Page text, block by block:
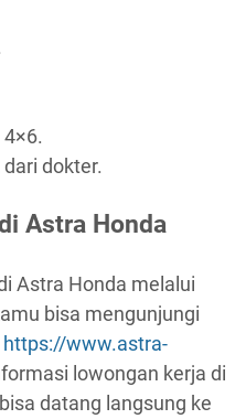
dokter.
Astra Honda
Astra Honda melalui
bisa mengunjungi
https://www.astra-
lowongan kerja di
datang langsung ke